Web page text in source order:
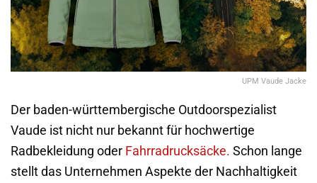
UPM Vaude Jacke
Der baden-württembergische Outdoorspezialist
Vaude ist nicht nur bekannt für hochwertige
Radbekleidung oder Fahrradrucksäcke. Schon lange
stellt das Unternehmen Aspekte der Nachhaltigkeit